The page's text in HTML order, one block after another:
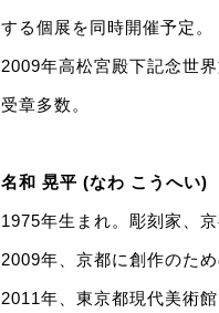
する個展を同時開催予定。
2009年高松宮殿下記念世
受章多数。
名和 晃平 (なわ こうへい)
1975年生まれ。彫刻家、
2009年、京都に創作のた
2011年、東京都現代美術